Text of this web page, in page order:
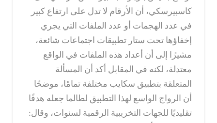
كاسبيرسكي، أن الأرقام لا تدل على ارتفاع كبير
في عدد الهجمات أو عدد الملفات التي يجري
إخفاؤها تحت ستار تطبيقات اجتماعات شائعة،
مشيرًا إلى أن أعداد هذه الملفات في الواقع
معتدلة، لكنه في المقابل أكد أن المسألة
المتعلقة بتطبيق سكايب مختلفة تمامًا، موضحًا
أن الرواج الواسع لهذا التطبيق لطالما جعله هدفًا
تقليديًا للجهات التخريبية الرقمية لسنوات، وقال: